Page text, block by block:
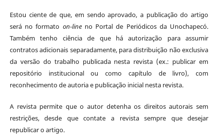
Estou ciente de que, em sendo aprovado, a publicação do artigo
será no formato on-lineno Portal de Periódicos da Unochapecó.
Também tenho ciência de que há autorização para assumir
contratos adicionais separadamente, para distribuição não exclusiva
da versão do trabalho publicada nesta revista (ex.: publicar em
repositório institucional ou como capítulo de livro), com
reconhecimento de autoria e publicação inicial nesta revista.
A revista permite que o autor detenha os direitos autorais sem
restrições, desde que contate a revista sempre que desejar
republicar o artigo.